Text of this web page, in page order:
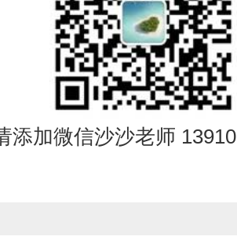
添加微信沙沙老师